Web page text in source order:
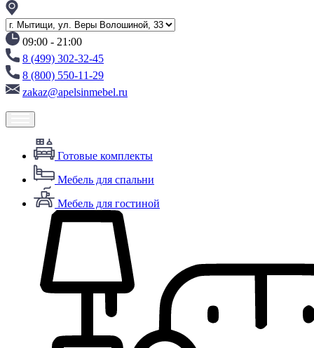
09:00 - 21:00
8 (499) 302-32-45
8 (800) 550-11-29
zakaz@apelsinmebel.ru
Готовые комплекты
Мебель для спальни
Мебель для гостиной